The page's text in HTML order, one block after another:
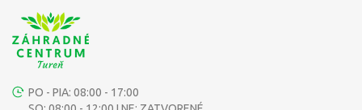
PO - PIA: 08:00 - 17:00